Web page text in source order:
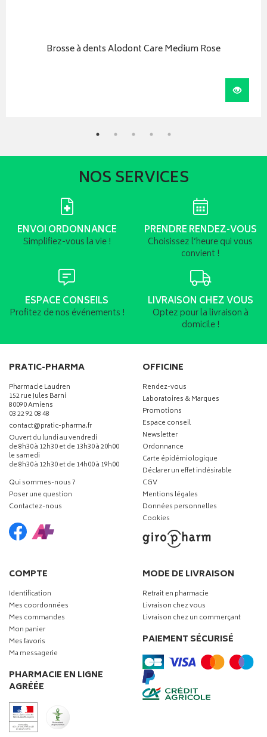
Brosse à dents Alodont Care Medium Rose
NOS SERVICES
ENVOI ORDONNANCE
Simplifiez-vous la vie !
PRENDRE RENDEZ-VOUS
Choisissez l’heure qui vous
convient !
ESPACE CONSEILS
Profitez de nos événements !
LIVRAISON CHEZ VOUS
Optez pour la livraison à
domicile !
PRATIC-PHARMA
Pharmacie Laudren
152 rue Jules Barni
80090 Amiens
03 22 92 08 48
contact-
@-
pratic-pharma.fr
Ouvert du lundi au vendredi
de 8h30 à 12h30 et de 13h30 à 20h00
le samedi
de 8h30 à 12h30 et de 14h00 à 19h00
Qui sommes-nous ?
Poser une question
Contactez-nous
OFFICINE
Rendez-vous
Laboratoires & Marques
Promotions
Espace conseil
Newsletter
Ordonnance
Carte épidémiologique
Déclarer un effet indésirable
CGV
Mentions légales
Données personnelles
Cookies
COMPTE
Identification
Mes coordonnées
Mes commandes
Mon panier
Mes favoris
Ma messagerie
PHARMACIE EN LIGNE
AGRÉÉE
MODE DE LIVRAISON
Retrait en pharmacie
Livraison chez vous
Livraison chez un commerçant
PAIEMENT SÉCURISÉ